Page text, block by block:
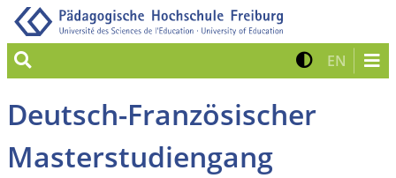
Suche Kontrast
EN Zur
Deutsch-Französischer
Masterstudiengang